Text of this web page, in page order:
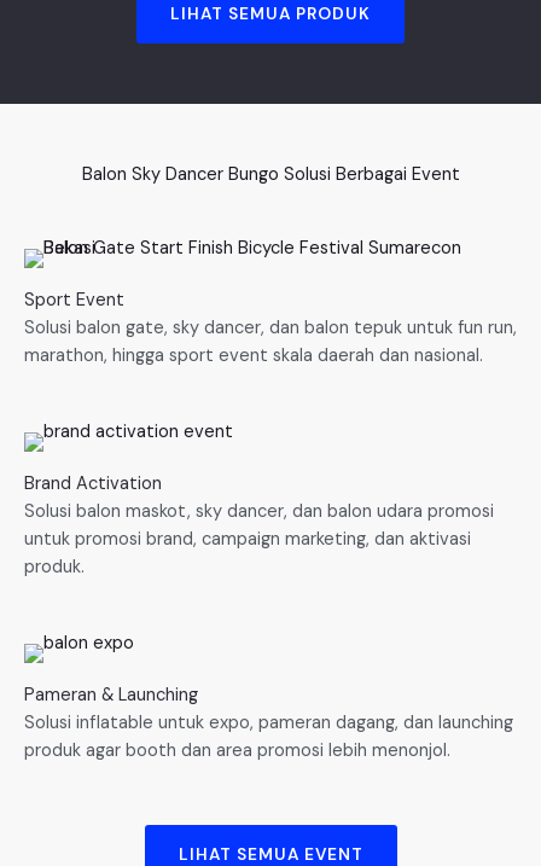
LIHAT SEMUA PRODUK
Balon Sky Dancer Bungo Solusi Berbagai Event
Sport Event
Solusi balon gate, sky dancer, dan balon tepuk untuk fun run,
marathon, hingga sport event skala daerah dan nasional.
Brand Activation
Solusi balon maskot, sky dancer, dan balon udara promosi
untuk promosi brand, campaign marketing, dan aktivasi
produk.
Pameran & Launching
Solusi inflatable untuk expo, pameran dagang, dan launching
produk agar booth dan area promosi lebih menonjol.
LIHAT SEMUA EVENT